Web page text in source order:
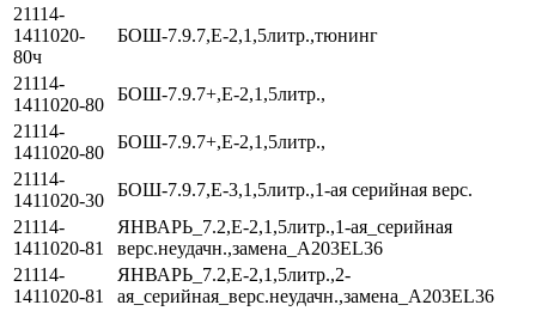
21114-
1411020-
80ч
БОШ-7.9.7,Е-2,1,5литр.,тюнинг
21114-
1411020-80
БОШ-7.9.7+,Е-2,1,5литр.,
21114-
1411020-80
БОШ-7.9.7+,Е-2,1,5литр.,
21114-
1411020-30
БОШ-7.9.7,Е-3,1,5литр.,1-ая серийная верс.
21114-
1411020-81
ЯНВАРЬ_7.2,Е-2,1,5литр.,1-ая_серийная
верс.неудачн.,замена_А203EL36
21114-
1411020-81
ЯНВАРЬ_7.2,Е-2,1,5литр.,2-
ая_серийная_верс.неудачн.,замена_А203EL36